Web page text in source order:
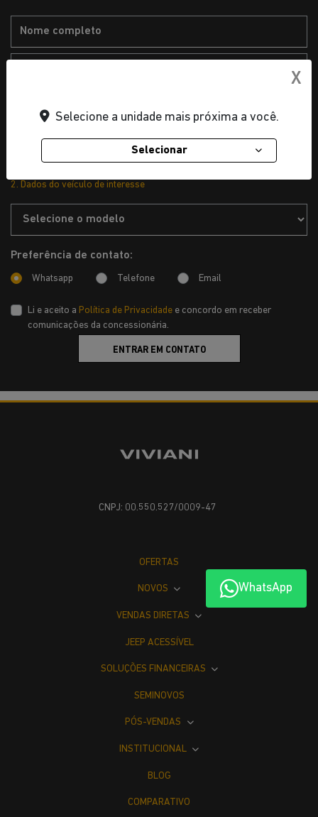
2. Dados do veículo de interesse
Preferência de contato:
Whatsapp Telefone Email
Li e aceito a Política de Privacidade e concordo em receber
comunicações da concessionária.
ENTRAR EM CONTATO
WhatsApp
CNPJ: 00.550.527/0009-47
OFERTAS
NOVOS
VENDAS DIRETAS
JEEP ACESSÍVEL
SOLUÇÕES FINANCEIRAS
SEMINOVOS
PÓS-VENDAS
INSTITUCIONAL
BLOG
COMPARATIVO
X
Selecione a unidade mais próxima a você.
Selecionar